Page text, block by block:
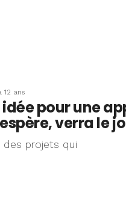
12 ans
pour une
verra le
des projets qui